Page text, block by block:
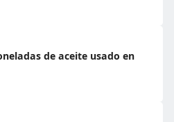
de aceite usado en